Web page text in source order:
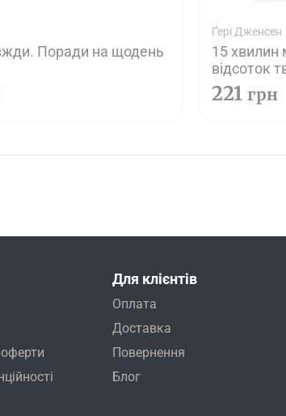
Поради на щодень
Ґері Дженсен
15 хвилин
відсоток
твоє життя
221 грн
оферти
Для клієнтів
Оплата
Доставка
Повернення
Блог